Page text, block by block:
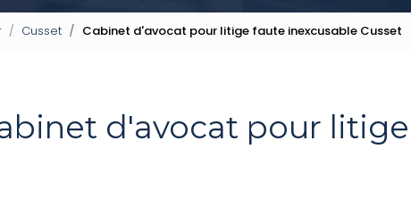
Cusset Cabinet d'avocat pour litige faute inexcusable Cusset
d'avocat pour